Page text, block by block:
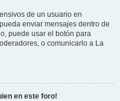
de un usuario en
enviar mensajes dentro de
puede usar el botón para
o comunicarlo a La
en este foro!